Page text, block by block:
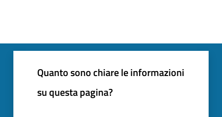
Quanto sono chiare le informazioni
su questa pagina?